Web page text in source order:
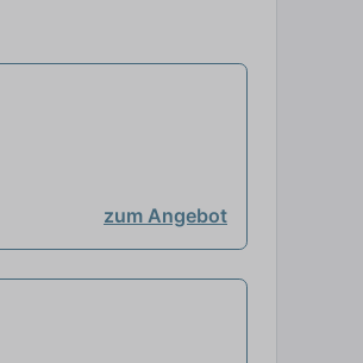
zum Angebot